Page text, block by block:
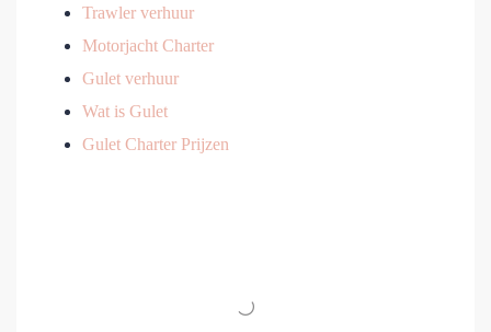
Trawler verhuur
Motorjacht Charter
Gulet verhuur
Wat is Gulet
Gulet Charter Prijzen